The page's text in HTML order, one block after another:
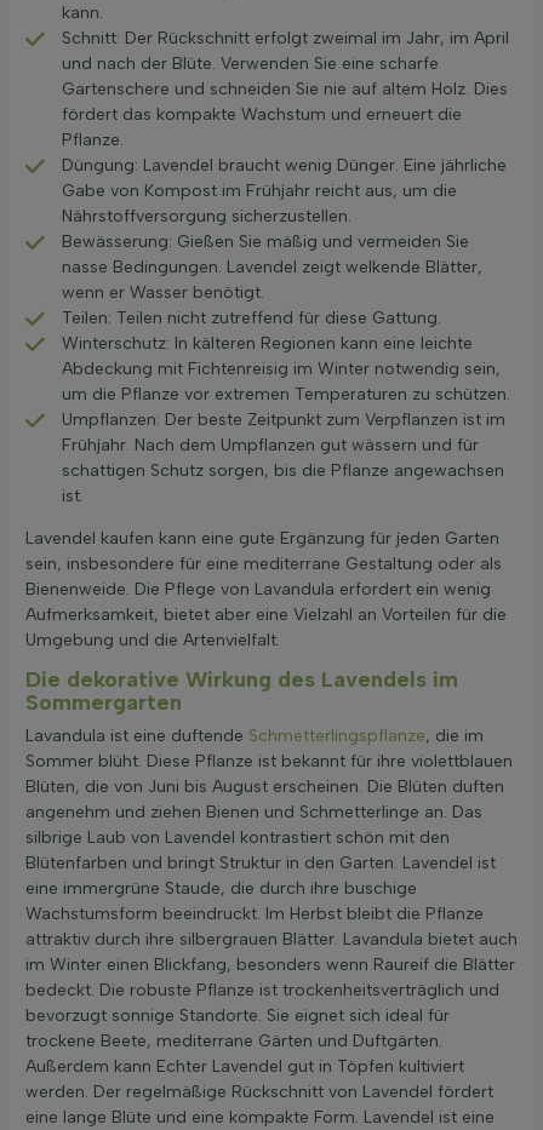
kann.
Schnitt: Der Rückschnitt erfolgt zweimal im Jahr, im April
und nach der Blüte. Verwenden Sie eine scharfe
Gartenschere und schneiden Sie nie auf altem Holz. Dies
fördert das kompakte Wachstum und erneuert die
Pflanze.
Düngung: Lavendel braucht wenig Dünger. Eine jährliche
Gabe von Kompost im Frühjahr reicht aus, um die
Nährstoffversorgung sicherzustellen.
Bewässerung: Gießen Sie mäßig und vermeiden Sie
nasse Bedingungen. Lavendel zeigt welkende Blätter,
wenn er Wasser benötigt.
Teilen: Teilen nicht zutreffend für diese Gattung.
Winterschutz: In kälteren Regionen kann eine leichte
Abdeckung mit Fichtenreisig im Winter notwendig sein,
um die Pflanze vor extremen Temperaturen zu schützen.
Umpflanzen: Der beste Zeitpunkt zum Verpflanzen ist im
Frühjahr. Nach dem Umpflanzen gut wässern und für
schattigen Schutz sorgen, bis die Pflanze angewachsen
ist.
Lavendel kaufen kann eine gute Ergänzung für jeden Garten
sein, insbesondere für eine mediterrane Gestaltung oder als
Bienenweide. Die Pflege von Lavandula erfordert ein wenig
Aufmerksamkeit, bietet aber eine Vielzahl an Vorteilen für die
Umgebung und die Artenvielfalt.
Die dekorative Wirkung des Lavendels im
Sommergarten
Lavandula ist eine duftende Schmetterlingspflanze, die im
Sommer blüht. Diese Pflanze ist bekannt für ihre violettblauen
Blüten, die von Juni bis August erscheinen. Die Blüten duften
angenehm und ziehen Bienen und Schmetterlinge an. Das
silbrige Laub von Lavendel kontrastiert schön mit den
Blütenfarben und bringt Struktur in den Garten. Lavendel ist
eine immergrüne Staude, die durch ihre buschige
Wachstumsform beeindruckt. Im Herbst bleibt die Pflanze
attraktiv durch ihre silbergrauen Blätter. Lavandula bietet auch
im Winter einen Blickfang, besonders wenn Raureif die Blätter
bedeckt. Die robuste Pflanze ist trockenheitsverträglich und
bevorzugt sonnige Standorte. Sie eignet sich ideal für
trockene Beete, mediterrane Gärten und Duftgärten.
Außerdem kann Echter Lavendel gut in Töpfen kultiviert
werden. Der regelmäßige Rückschnitt von Lavendel fördert
eine lange Blüte und eine kompakte Form. Lavendel ist eine